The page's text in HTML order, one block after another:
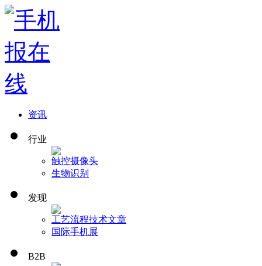
资讯
行业
触控摄像头
生物识别
发现
工艺流程技术文章
国际手机展
B2B